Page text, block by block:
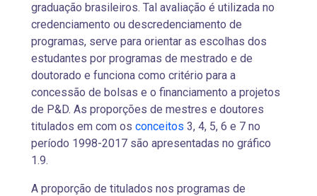
graduação brasileiros. Tal avaliação é utilizada no
credenciamento ou descredenciamento de
programas, serve para orientar as escolhas dos
estudantes por programas de mestrado e de
doutorado e funciona como critério para a
concessão de bolsas e o financiamento a projetos
de P&D. As proporções de mestres e doutores
titulados em com os conceitos 3, 4, 5, 6 e 7 no
período 1998-2017 são apresentadas no gráfico
1.9.
A proporção de titulados nos programas de